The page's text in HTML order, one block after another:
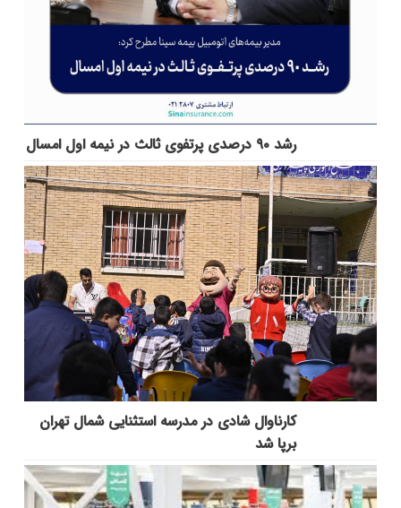
رشد ۹۰ درصدی پرتفوی ثالث در نیمه اول امسال
کارناوال شادی در مدرسه استثنایی شمال تهران
برپا شد